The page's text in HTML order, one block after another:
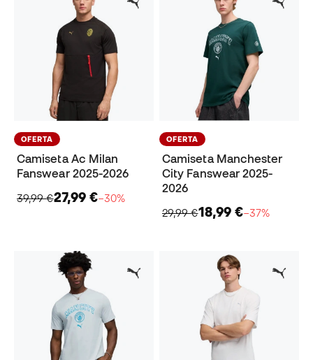
OFERTA
Camiseta Ac Milan
Fanswear 2025-2026
39,99 €27,99 €−30%
OFERTA
Camiseta Manchester
City Fanswear 2025-
2026
29,99 €18,99 €−37%